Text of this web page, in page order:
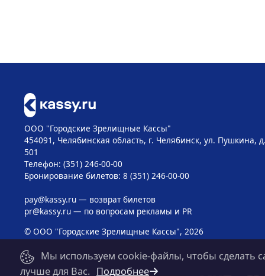
ООО "Городские Зрелищные Кассы"
454091, Челябинская область, г. Челябинск, ул. Пушкина,
501
Телефон: (351) 246-00-00
Бронирование билетов: 8 (351) 246-00-00
pay@kassy.ru— возврат билетов
pr@kassy.ru— по вопросам рекламы и PR
© ООО "Городские Зрелищные Кассы", 2026
Мы используем cookie-файлы, чтобы сделать
лучше для Вас. Подробнее